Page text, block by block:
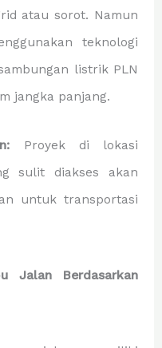
atau sorot. Namun
teknologi
listrik PLN
jangka panjang.
Proyek di lokasi
sulit diakses akan
untuk transportasi
Jalan Berdasarkan